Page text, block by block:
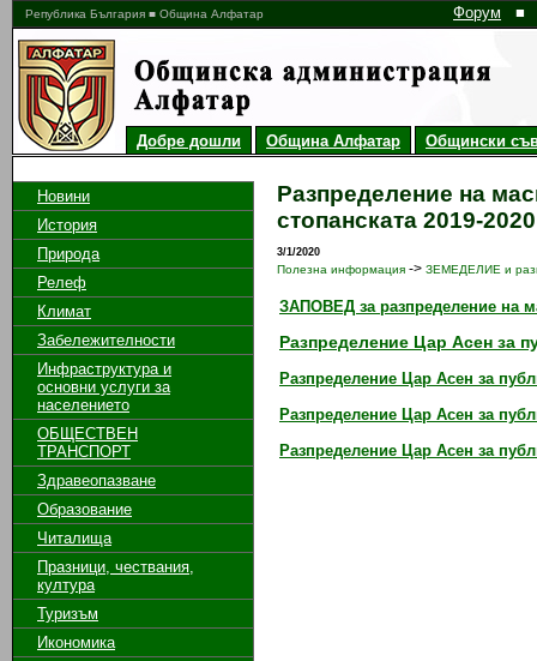
Република България ■ Община Алфатар Форум ■
Добре дошли Община Алфатар Общински
Новини
История
Природа
Релеф
Климат
Забележителности
Инфраструктура и
основни услуги за
населението
ОБЩЕСТВЕН
ТРАНСПОРТ
Здравеопазване
Образование
Читалища
Празници, чествания,
култура
Туризъм
Икономика
Разпределение на
стопанската 2019-2020
3/1/2020
Полезна информация -> ЗЕМЕДЕЛИЕ и
ЗАПОВЕД за разпределение на
Разпределение Цар Асен за
Разпределение Цар Асен за
Разпределение Цар Асен за
Разпределение Цар Асен за